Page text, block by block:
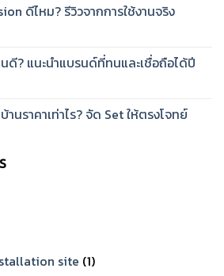
ดีไหม? รีวิวจากการใช้งานจริง
ดี? แนะนำแบรนด์ที่ทนและเชื่อถือได้ปี
นราคาเท่าไร? จัด Set ให้ตรงโจทย์
site (1)